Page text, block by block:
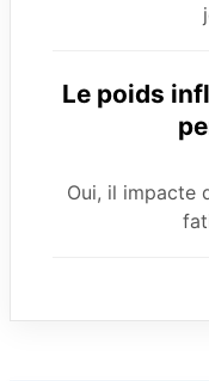
Le poids
Oui, il impacte